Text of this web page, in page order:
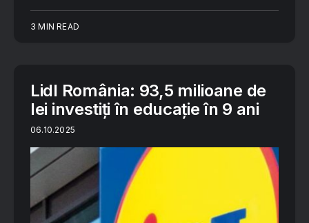
3 MIN READ
Lidl România: 93,5 milioane de
lei investiți în educație în 9 ani
06.10.2025